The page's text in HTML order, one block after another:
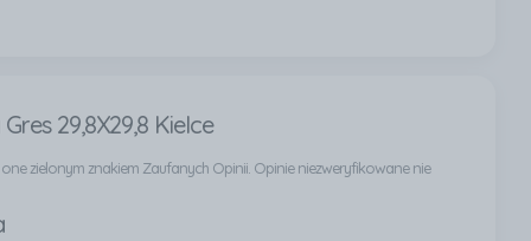
29,8X29,8 Kielce
zielonym znakiem Zaufanych Opinii. Opinie niezweryfikowane nie